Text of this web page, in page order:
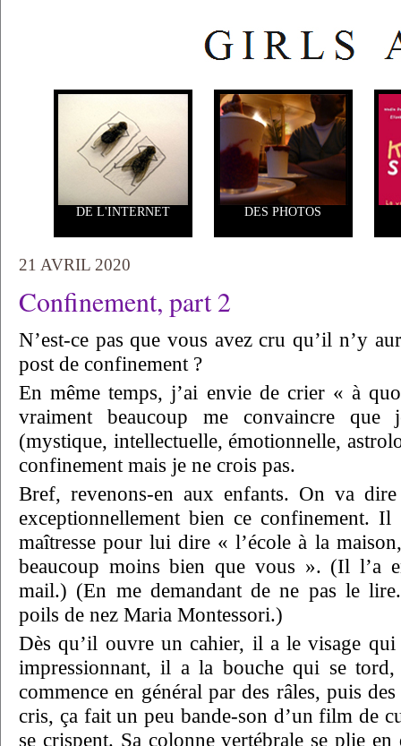
DE L'INTERNET DES PHOTOS
21 AVRIL 2020
Confinement, part 2
N’est-ce pas que vous avez cru qu’il n’y
post de confinement ?
En même temps, j’ai envie de crier « à
vraiment beaucoup me convaincre que
(mystique, intellectuelle, émotionnelle,
confinement mais je ne crois pas.
Bref, revenons-en aux enfants. On va
exceptionnellement bien ce confinement.
maîtresse pour lui dire « l’école à la
beaucoup moins bien que vous ». (Il l’a
mail.) (En me demandant de ne pas le
poils de nez Maria Montessori.)
Dès qu’il ouvre un cahier, il a le visage qui
impressionnant, il a la bouche qui se
commence en général par des râles, puis
cris, ça fait un peu bande-son d’un film de
se crispent. Sa colonne vertébrale se plie